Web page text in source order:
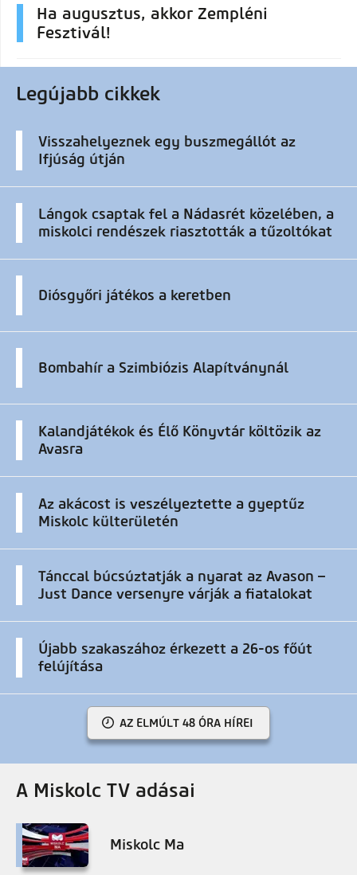
Ha augusztus, akkor Zempléni
Fesztivál!
Legújabb cikkek
Visszahelyeznek egy buszmegállót az
Ifjúság útján
Lángok csaptak fel a Nádasrét közelében, a
miskolci rendészek riasztották a tűzoltókat
Diósgyőri játékos a keretben
Bombahír a Szimbiózis Alapítványnál
Kalandjátékok és Élő Könyvtár költözik az
Avasra
Az akácost is veszélyeztette a gyeptűz
Miskolc külterületén
Tánccal búcsúztatják a nyarat az Avason –
Just Dance versenyre várják a fiatalokat
Újabb szakaszához érkezett a 26-os főút
felújítása
AZ ELMÚLT 48 ÓRA HÍREI
A Miskolc TV adásai
Miskolc Ma